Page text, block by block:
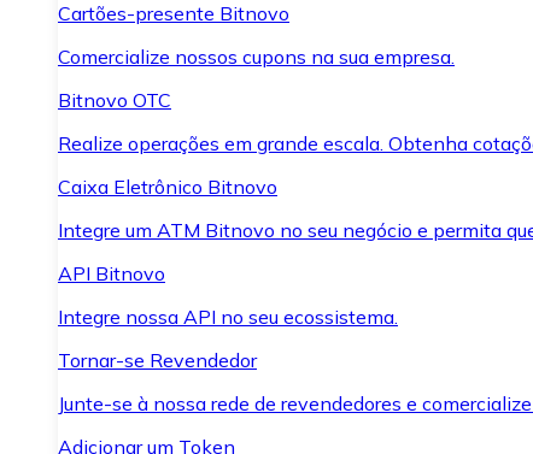
Cartões-presente Bitnovo
Comercialize nossos cupons na sua empresa.
Bitnovo OTC
Realize operações em grande escala. Obtenha
Caixa Eletrônico Bitnovo
Integre um ATM Bitnovo no seu negócio e permita
API Bitnovo
Integre nossa API no seu ecossistema.
Tornar-se Revendedor
Junte-se à nossa rede de revendedores e
Adicionar um Token